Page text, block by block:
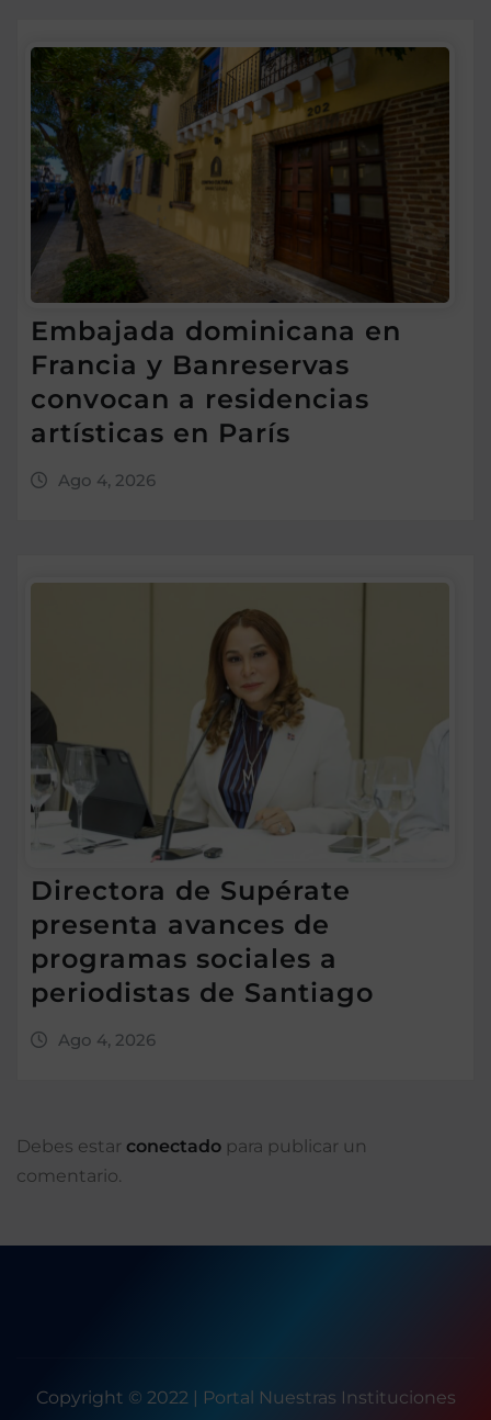
Embajada dominicana en
Francia y Banreservas
convocan a residencias
artísticas en París
Ago 4, 2026
Directora de Supérate
presenta avances de
programas sociales a
periodistas de Santiago
Ago 4, 2026
Debes estar conectado para publicar un
comentario.
Copyright © 2022 | Portal Nuestras Instituciones